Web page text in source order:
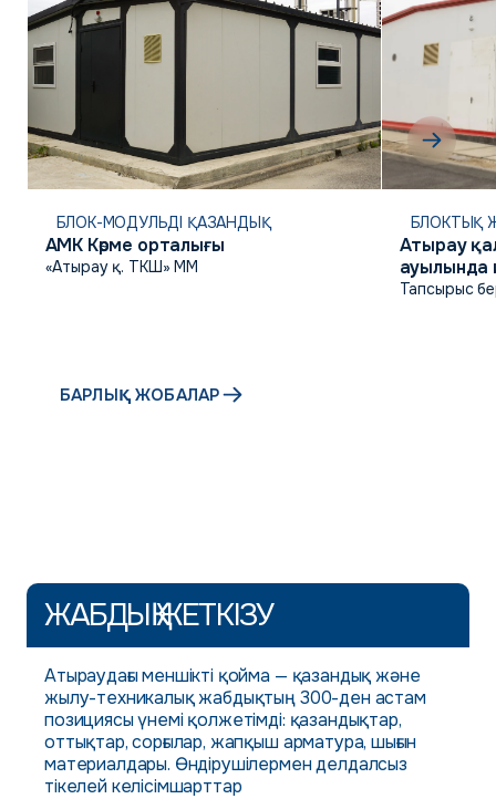
БЛОК-МОДУЛЬДІ ҚАЗАНДЫҚ
АМК Көрме орталығы
«Атырау қ. ТКШ» ММ
БЛОКТЫҚ
Атырау
ауылында
Тапсырыс
БАРЛЫҚ ЖОБАЛАР
ЖАБДЫҚ ЖЕТКІЗУ
Атыраудағы меншікті қойма — қазандық және
жылу-техникалық жабдықтың 300-ден астам
позициясы үнемі қолжетімді: қазандықтар,
оттықтар, сорғылар, жапқыш арматура, шығын
материалдары. Өндірушілермен делдалсыз
тікелей келісімшарттар